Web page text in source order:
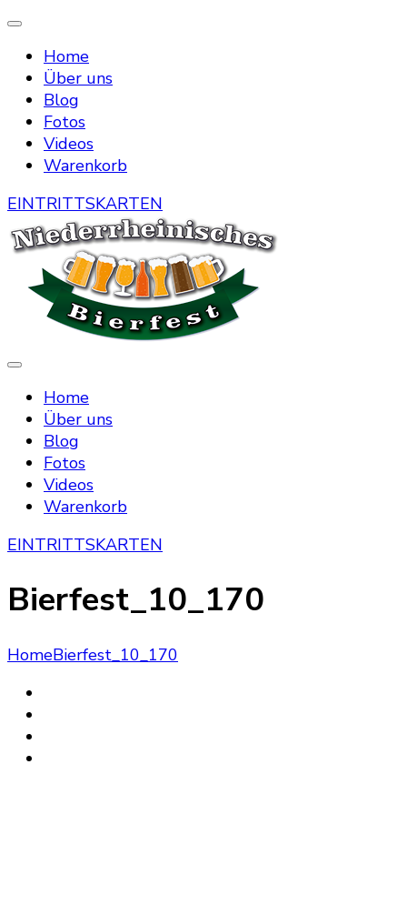
Home
Über uns
Blog
Fotos
Videos
Warenkorb
EINTRITTSKARTEN
Niederrheinisches Bierfest
Home
Über uns
Blog
Fotos
Videos
Warenkorb
EINTRITTSKARTEN
Bierfest_10_170
HomeBierfest_10_170